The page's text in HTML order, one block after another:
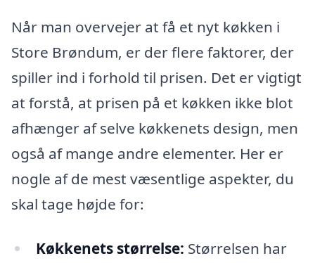
Når man overvejer at få et nyt køkken i
Store Brøndum, er der flere faktorer, der
spiller ind i forhold til prisen. Det er vigtigt
at forstå, at prisen på et køkken ikke blot
afhænger af selve køkkenets design, men
også af mange andre elementer. Her er
nogle af de mest væsentlige aspekter, du
skal tage højde for:
Køkkenets størrelse: Størrelsen har